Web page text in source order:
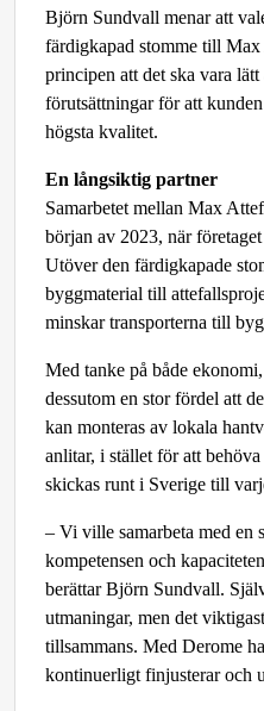
Björn Sundvall menar att
färdigkapad stomme till
principen att det ska vara
förutsättningar för att
högsta kvalitet.
En långsiktig partner
Samarbetet mellan Max
början av 2023, när
Utöver den färdigkapade
byggmaterial till
minskar transporterna till
Med tanke på både
dessutom en stor fördel att
kan monteras av lokala
anlitar, i stället för att
skickas runt i Sverige till
– Vi ville samarbeta med en
kompetensen och
berättar Björn Sundvall.
utmaningar, men det
tillsammans. Med Derome
kontinuerligt finjusterar och